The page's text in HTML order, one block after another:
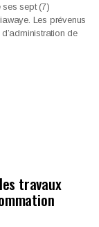
sept (7)
Les prévenus
de
travaux